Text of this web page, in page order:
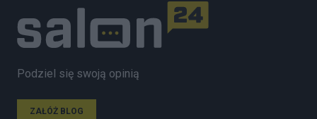
Podziel się swoją opinią
ZAŁÓŻ BLOG